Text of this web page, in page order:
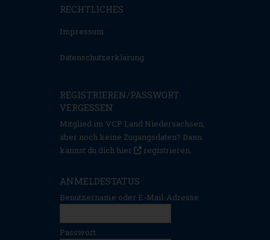
RECHTLICHES
Impressum
Datenschutzerklärung
REGISTRIEREN/PASSWORT
VERGESSEN
Mitglied im VCP Land Niedersachsen,
aber noch keine Zugangsdaten? Dann
kannst du dich hier
registrieren
ANMELDESTATUS
Benutzername oder E-Mail-Adresse
Passwort